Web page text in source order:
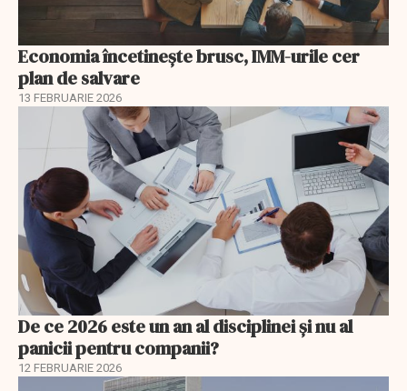
Economia încetinește brusc, IMM-urile cer
plan de salvare
13 FEBRUARIE 2026
De ce 2026 este un an al disciplinei și nu al
panicii pentru companii?
12 FEBRUARIE 2026